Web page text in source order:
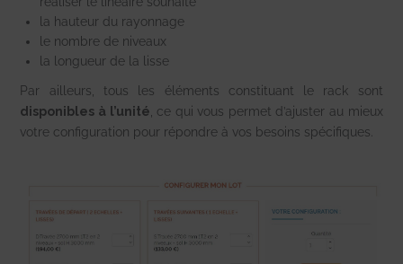
la hauteur du rayonnage
le nombre de niveaux
la longueur de la lisse
Par ailleurs, tous les éléments constituant le rack sont
disponibles à l’unité , ce qui vous permet d’ajuster au mieux
votre configuration pour répondre à vos besoins spécifiques.